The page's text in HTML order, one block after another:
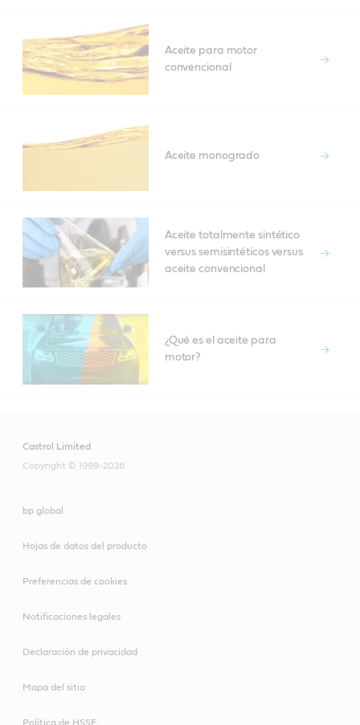
Aceite para motor
convencional
Aceite monogrado
Aceite totalmente sintético
versus semisintéticos versus
aceite convencional
¿Qué es el aceite para
motor?
Castrol Limited
Copyright © 1999-2026
bp global
Hojas de datos del producto
Preferencias de cookies
Notificaciones legales
Declaración de privacidad
Mapa del sitio
Política de HSSE